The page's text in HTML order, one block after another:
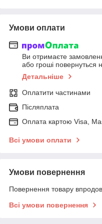
Умови оплати
Ви отримаєте
або гроші повернуться
Детальніше
Оплатити частинами
Післяплата
Оплата картою Visa,
Всі умови оплати
Умови повернення
Повернення товару
Всі умови повернення